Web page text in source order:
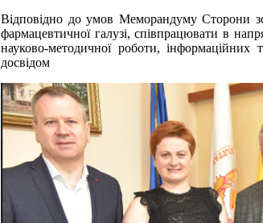
Відповідно до умов Меморандуму Сторони
фармацевтичної галузі, співпрацювати в
науково-методичної роботи, інформаційних
досвідом